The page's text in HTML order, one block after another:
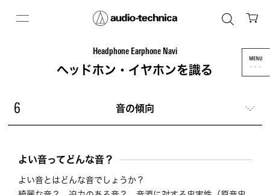
Headphone Earphone Navi
ヘッドホン・イヤホンを識る
6 音の傾向
よい音ってどんな音？
よい音とはどんな音でしょうか？